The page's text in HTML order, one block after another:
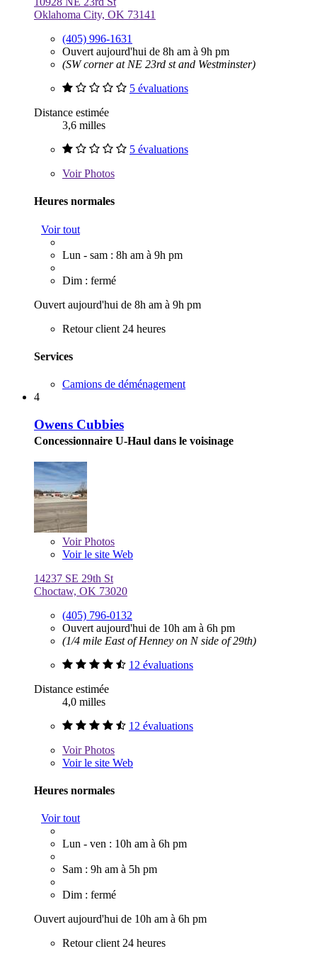
Oklahoma City, OK 73141
(405) 996-1631
Ouvert aujourd'hui de 8h am à 9h pm
(SW corner at NE 23rd st and Westminster)
5 évaluations
Distance estimée
3,6 milles
5 évaluations
VoirPhotos
Heures normales
Voir tout
Lun - sam : 8h am à 9h pm
Dim : fermé
Ouvert aujourd'hui de 8h am à 9h pm
Retour client 24 heures
Services
Camions de déménagement
4
Owens Cubbies
Concessionnaire U-Haul dans le voisinage
VoirPhotos
Voir le site Web
14237 SE 29th St
Choctaw, OK 73020
(405) 796-0132
Ouvert aujourd'hui de 10h am à 6h pm
(1/4 mile East of Henney on N side of 29th)
12 évaluations
Distance estimée
4,0 milles
12 évaluations
VoirPhotos
Voir le site Web
Heures normales
Voir tout
Lun - ven : 10h am à 6h pm
Sam : 9h am à 5h pm
Dim : fermé
Ouvert aujourd'hui de 10h am à 6h pm
Retour client 24 heures